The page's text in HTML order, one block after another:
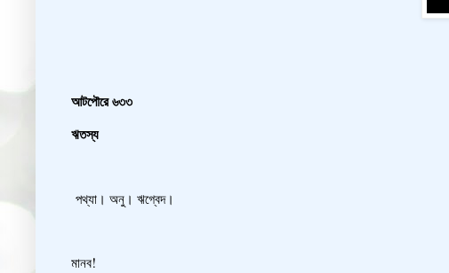
আটপৌরে ৬৩৩
ঋতস্য
পথ্যা। অনু। ঋগ্বেদ।
মানব!